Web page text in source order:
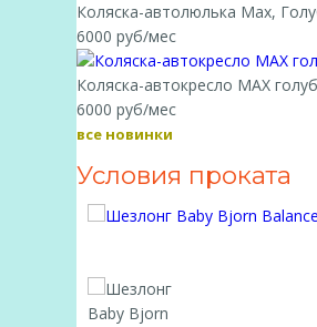
Коляска-автолюлька Max,
6000 руб/мес
Коляска-автокресло MAX
6000 руб/мес
все новинки
Условия проката